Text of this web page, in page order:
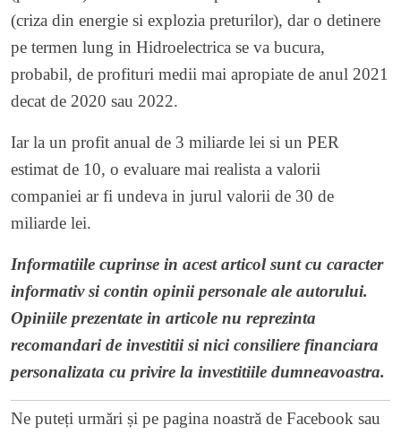
(criza din energie si explozia preturilor), dar o detinere
pe termen lung in Hidroelectrica se va bucura,
probabil, de profituri medii mai apropiate de anul 2021
decat de 2020 sau 2022.
Iar la un profit anual de 3 miliarde lei si un PER
estimat de 10, o evaluare mai realista a valorii
companiei ar fi undeva in jurul valorii de 30 de
miliarde lei.
Informatiile cuprinse in acest articol sunt cu caracter
informativ si contin opinii personale ale autorului.
Opiniile prezentate in articole nu reprezinta
recomandari de investitii si nici consiliere financiara
personalizata cu privire la investitiile dumneavoastra.
Ne puteți urmări și pe pagina noastră de Facebook sau